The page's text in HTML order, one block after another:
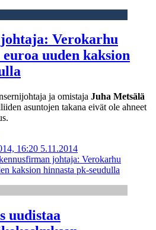
Verokarhu
uuden kaksion
ja omistaja Juha Metsälä
asuntojen takana eivät ole ahneet
16:20 5.11.2014
johtaja: Verokarhu
kaksion hinnasta pk-seudulla
uudistaa